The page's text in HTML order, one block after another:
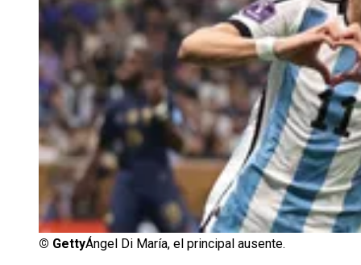
© GettyÁngel Di María, el principal ausente.